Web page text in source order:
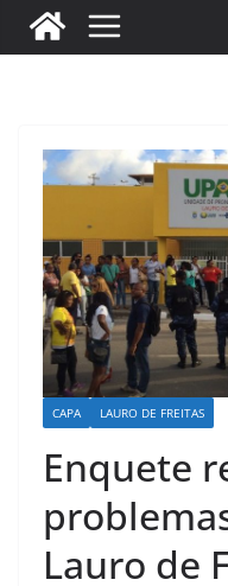
CAPA LAURO DE FREITAS
Enquete
Lauro de